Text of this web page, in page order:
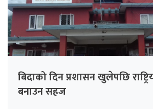
बिदाको दिन प्रशासन खुलेपछि
बनाउन सहज